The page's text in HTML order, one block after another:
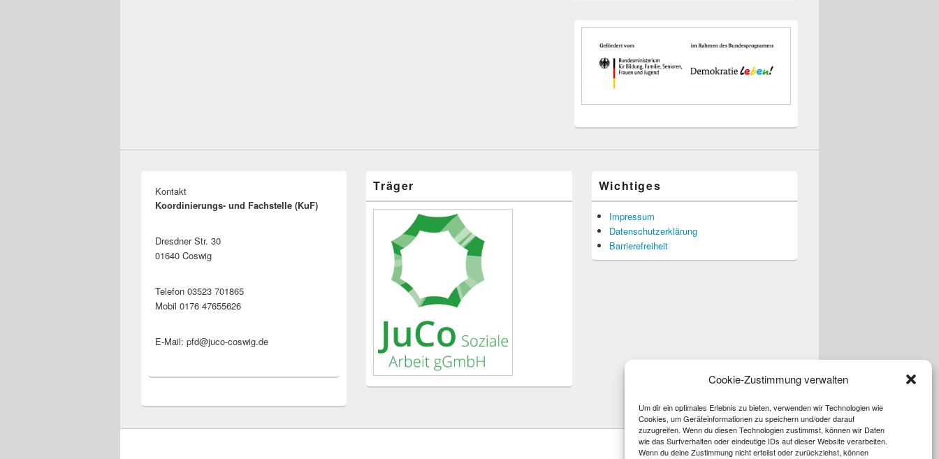
Cookie-Zustimmung verwalten
Um dir ein optimales Erlebnis zu bieten, verwenden wir Technologien wie
Cookies, um Geräteinformationen zu speichern und/oder darauf
zuzugreifen. Wenn du diesen Technologien zustimmst, können wir Daten
wie das Surfverhalten oder eindeutige IDs auf dieser Website verarbeiten.
Wenn du deine Zustimmung nicht erteilst oder zurückziehst, können
Kontakt
Koordinierungs- und Fachstelle (KuF)
Dresdner Str. 30
01640 Coswig
Telefon 03523 701865
Mobil 0176 47655626
E-Mail: pfd@juco-coswig.de
Träger Wichtiges
Impressum
Datenschutzerklärung
Barrierefreiheit